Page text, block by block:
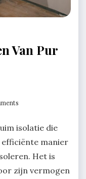
Van Pur
isolatie die
efficiënte manier
Het is
zijn vermogen